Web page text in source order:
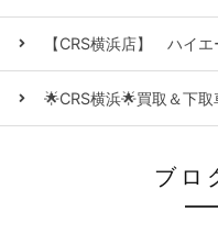
【CRS横浜店】 ハイ
🌟CRS横浜🌟買取＆下
ブロ